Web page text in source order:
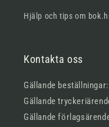
Hjälp och tips om
Kontakta oss
Gällande beställningar:
Gällande
Gällande